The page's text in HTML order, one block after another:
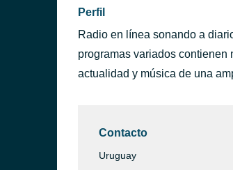
Perfil
Radio en línea sonando a
programas variados contienen
actualidad y música de una
Contacto
Uruguay